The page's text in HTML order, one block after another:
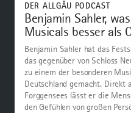
DER ALLGÄU PODCAST
Benjamin Sahler,
Musicals besser als
Benjamin Sahler hat das
das gegenüber von Schloss
zu einem der besonderen
Deutschland gemacht. Direkt
Forggensees lässt er die
den Gefühlen von großen